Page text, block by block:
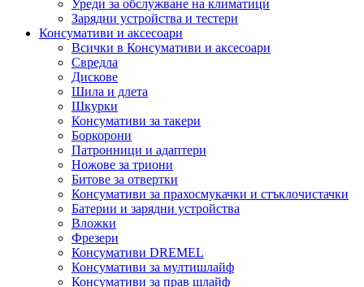
Уреди за обслужване на климатици
Зарядни устройства и тестери
Консумативи и аксесоари
Всички в Консумативи и аксесоари
Свредла
Дискове
Шила и длета
Шкурки
Консумативи за такери
Боркорони
Патронници и адаптери
Ножове за триони
Битове за отвертки
Консумативи за прахосмукачки и стъклочистачки
Батерии и зарядни устройства
Вложки
Фрезери
Консумативи DREMEL
Консумативи за мултишлайф
Консумативи за прав шлайф